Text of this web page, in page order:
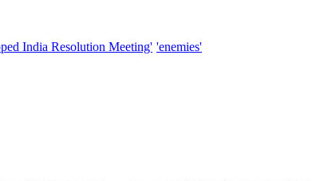
India Resolution Meeting' 'enemies'